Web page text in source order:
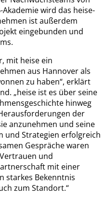
wird das heise-
ist außerdem
eingebunden und
mit heise ein
aus Hannover als
zu haben“, erklärt
„heise ist es über seine
hinweg
der
anzunehmen und seine
und Strategien erfolgreich
Gespräche waren
und
mit einer
starkes Bekenntnis
zum Standort.“